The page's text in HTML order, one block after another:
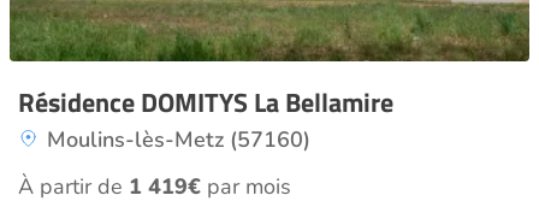
Résidence DOMITYS La Bellamire
Moulins-lès-Metz (57160)
À partir de 1 419€ par mois